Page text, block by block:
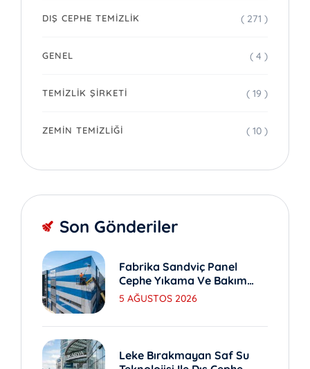
DIŞ CEPHE TEMIZLIK ( 271 )
GENEL ( 4 )
TEMIZLIK ŞIRKETI ( 19 )
ZEMIN TEMIZLIĞI ( 10 )
Son Gönderiler
Fabrika Sandviç Panel
Cephe Yıkama Ve Bakım
Yöntemleri
5 AĞUSTOS 2026
Leke Bırakmayan Saf Su